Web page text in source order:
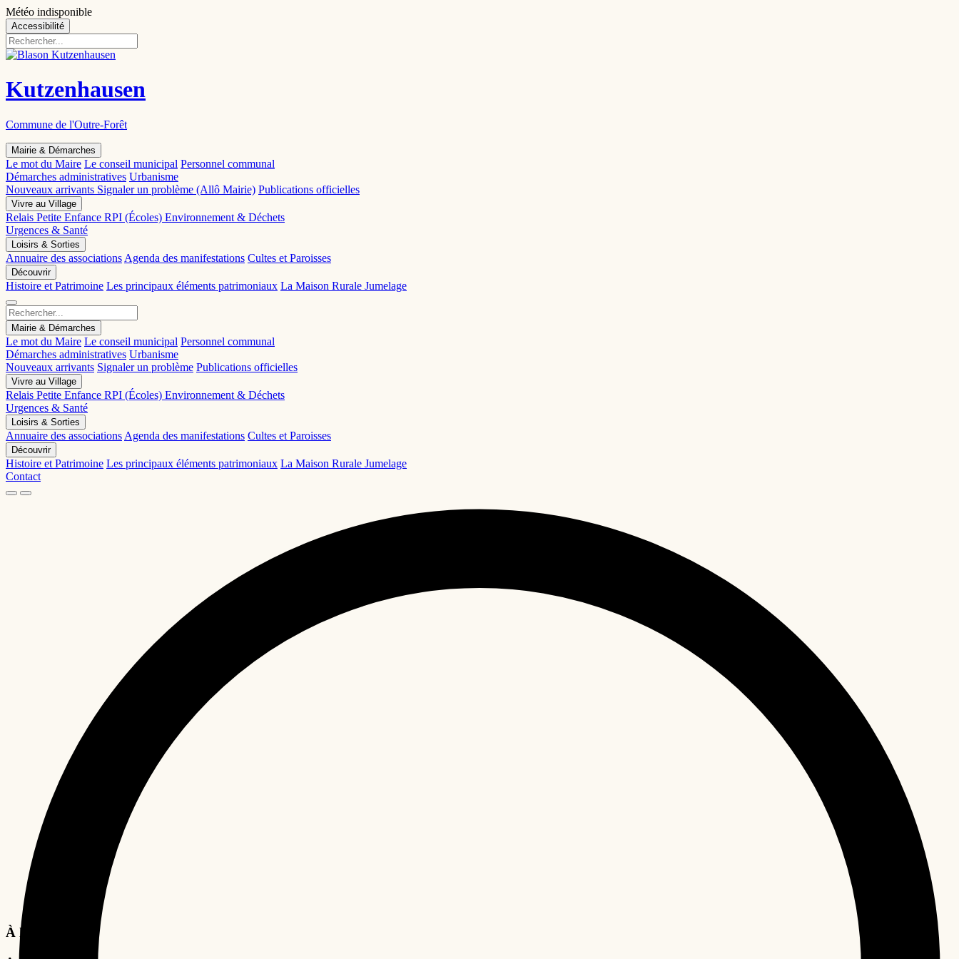
Météo indisponible
Accessibilité
Kutzenhausen
Commune de l'Outre-Forêt
Mairie & Démarches
Le mot du Maire Le conseil municipal Personnel communal
Démarches administratives Urbanisme
Nouveaux arrivants Signaler un problème (Allô Mairie) Publications officielles
Vivre au Village
Relais Petite Enfance RPI (Écoles) Environnement & Déchets
Urgences & Santé
Loisirs & Sorties
Annuaire des associations Agenda des manifestations Cultes et Paroisses
Découvrir
Histoire et Patrimoine Les principaux éléments patrimoniaux La Maison Rurale Jumelage
Mairie & Démarches
Le mot du Maire Le conseil municipal Personnel communal
Démarches administratives Urbanisme
Nouveaux arrivants Signaler un problème Publications officielles
Vivre au Village
Relais Petite Enfance RPI (Écoles) Environnement & Déchets
Urgences & Santé
Loisirs & Sorties
Annuaire des associations Agenda des manifestations Cultes et Paroisses
Découvrir
Histoire et Patrimoine Les principaux éléments patrimoniaux La Maison Rurale Jumelage
Contact
À la Une